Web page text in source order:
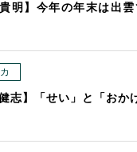
貴明】今年の年末は出
健志】「せい」と「おか